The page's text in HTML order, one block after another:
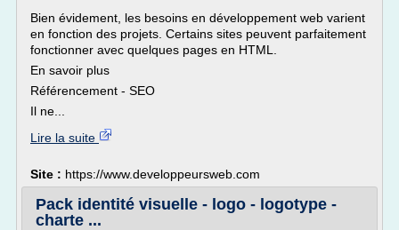
Bien évidement, les besoins en développement web varient
en fonction des projets. Certains sites peuvent parfaitement
fonctionner avec quelques pages en HTML.
En savoir plus
Référencement - SEO
Il ne...
Lire la suite
Site : https://www.developpeursweb.com
Pack identité visuelle - logo - logotype -
charte ...